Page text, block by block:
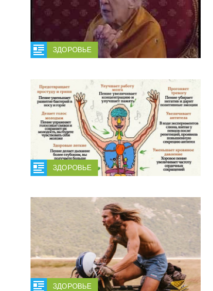
ЗДОРОВЬЕ
ЗДОРОВЬЕ
ЗДОРОВЬЕ